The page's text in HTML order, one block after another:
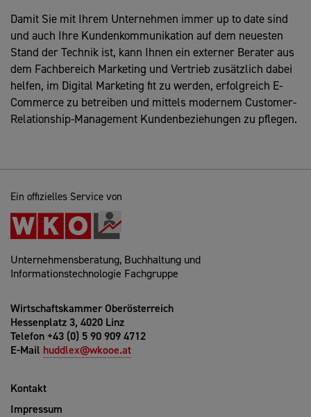
Damit Sie mit Ihrem Unternehmen immer up to date sind
und auch Ihre Kundenkommunikation auf dem neuesten
Stand der Technik ist, kann Ihnen ein externer Berater aus
dem Fachbereich Marketing und Vertrieb zusätzlich dabei
helfen, im Digital Marketing fit zu werden, erfolgreich E-
Commerce zu betreiben und mittels modernem Customer-
Relationship-Management Kundenbeziehungen zu pflegen.
Ein offizielles Service von
Unternehmensberatung, Buchhaltung und
Informationstechnologie Fachgruppe
Wirtschaftskammer Oberösterreich
Hessenplatz 3, 4020 Linz
Telefon +43 (0) 5 90 909 4712
E-Mail huddlex@wkooe.at
Kontakt
Impressum